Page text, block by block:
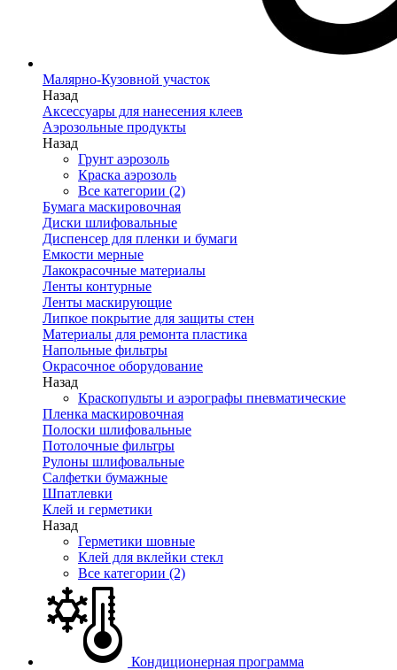
Малярно-Кузовной участок
Назад
Аксессуары для нанесения клеев
Аэрозольные продукты
Назад
Грунт аэрозоль
Краска аэрозоль
Все категории (2)
Бумага маскировочная
Диски шлифовальные
Диспенсер для пленки и бумаги
Емкости мерные
Лакокрасочные материалы
Ленты контурные
Ленты маскирующие
Липкое покрытие для защиты стен
Материалы для ремонта пластика
Напольные фильтры
Окрасочное оборудование
Назад
Краскопульты и аэрографы пневматические
Пленка маскировочная
Полоски шлифовальные
Потолочные фильтры
Рулоны шлифовальные
Салфетки бумажные
Шпатлевки
Клей и герметики
Назад
Герметики шовные
Клей для вклейки стекл
Все категории (2)
Кондиционерная программа